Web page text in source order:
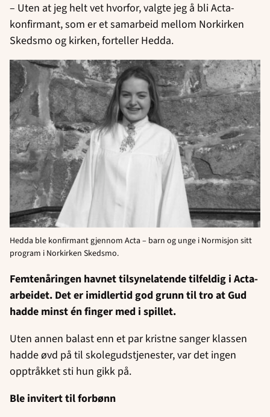
– Uten at jeg helt vet hvorfor, valgte jeg å bli Acta-
konfirmant, som er et samarbeid mellom Norkirken
Skedsmo og kirken, forteller Hedda.
Hedda ble konfirmant gjennom Acta – barn og unge i Normisjon sitt
program i Norkirken Skedsmo.
Femtenåringen havnet tilsynelatende tilfeldig i Acta-
arbeidet. Det er imidlertid god grunn til tro at Gud
hadde minst én finger med i spillet.
Uten annen balast enn et par kristne sanger klassen
hadde øvd på til skolegudstjenester, var det ingen
opptråkket sti hun gikk på.
Ble invitert til forbønn